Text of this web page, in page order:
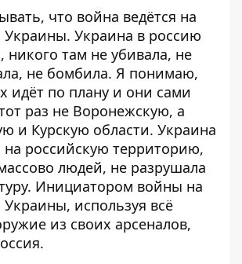
что война ведётся на
Украины. Украина в россию
никого там не убивала, не
не бомбила. Я понимаю,
идёт по плану и они сами
раз не Воронежскую, а
и Курскую области. Украина
на российскую территорию,
людей, не разрушала
Инициатором войны на
используя всё
из своих арсеналов,